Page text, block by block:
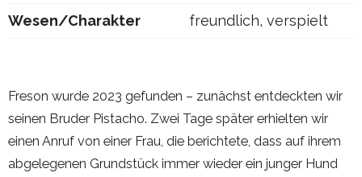
Wesen/Charakter freundlich, verspielt
Freson wurde 2023 gefunden – zunächst entdeckten wir
seinen Bruder Pistacho. Zwei Tage später erhielten wir
einen Anruf von einer Frau, die berichtete, dass auf ihrem
abgelegenen Grundstück immer wieder ein junger Hund